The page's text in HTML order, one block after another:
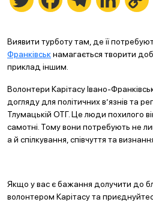
Виявити турботу там, де її
Франківськнамагається творити
приклад іншим.
Волонтери Карітасу Івано-
догляду для політичних в’язнів та
Тлумацькій ОТГ. Це люди похилого
самотні. Тому вони потребують не
а й спілкування, співчуття та
Якщо у вас є бажання долучити до
волонтером Карітасу та